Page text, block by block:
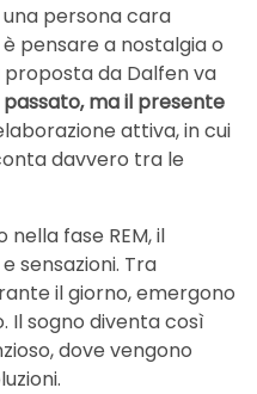
persona cara
pensare a nostalgia o
da Dalfen va
ma il presente
attiva, in cui
davvero tra le
fase REM, il
sensazioni. Tra
il giorno, emergono
Il sogno diventa così
dove vengono